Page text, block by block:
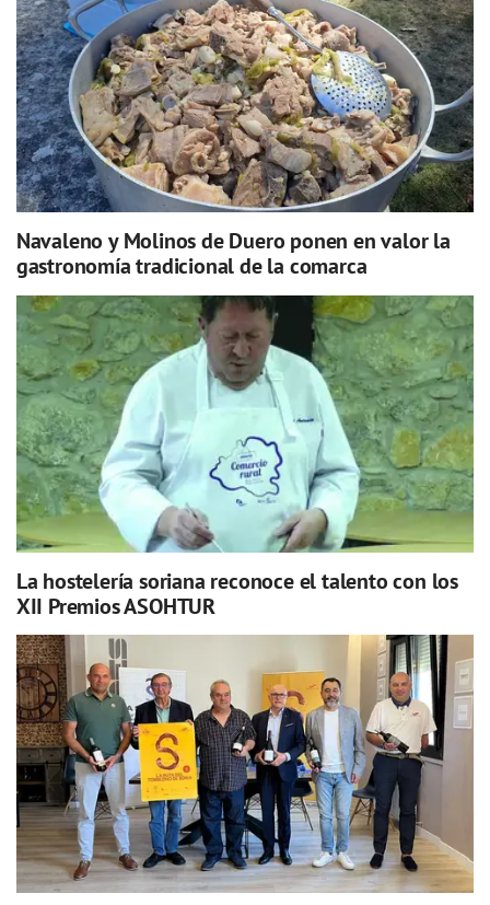
Navaleno y Molinos de Duero ponen en valor la
gastronomía tradicional de la comarca
La hostelería soriana reconoce el talento con los
XII Premios ASOHTUR